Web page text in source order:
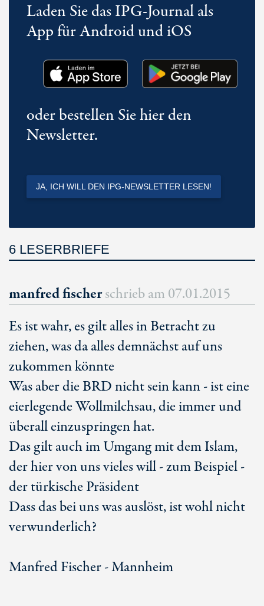
Laden Sie das IPG-Journal als
App für Android und iOS
oder bestellen Sie hier den
Newsletter.
JA, ICH WILL DEN IPG-NEWSLETTER LESEN!
6 LESERBRIEFE
manfred fischerschrieb am 07.01.2015
Es ist wahr, es gilt alles in Betracht zu
ziehen, was da alles demnächst auf uns
zukommen könnte
Was aber die BRD nicht sein kann - ist eine
eierlegende Wollmilchsau, die immer und
überall einzuspringen hat.
Das gilt auch im Umgang mit dem Islam,
der hier von uns vieles will - zum Beispiel -
der türkische Präsident
Dass das bei uns was auslöst, ist wohl nicht
verwunderlich?
Manfred Fischer - Mannheim